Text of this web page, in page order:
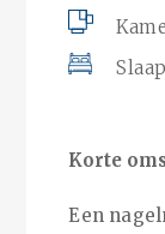
Korte
Een